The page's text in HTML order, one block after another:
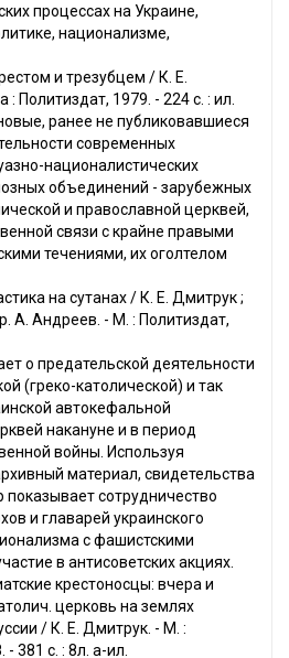
процессах на Украине,
национализме,
и трезубцем / К. Е.
Политиздат, 1979. - 224 с. : ил.
ранее не публиковавшиеся
современных
националистических
объединений - зарубежных
и православной церквей,
связи с крайне правыми
течениями, их оголтелом
на сутанах / К. Е. Дмитрук ;
А. Андреев. - М. : Политиздат,
о предательской деятельности
(греко-католической) и так
автокефальной
накануне и в период
войны. Используя
материал, свидетельства
показывает сотрудничество
и главарей украинского
с фашистскими
в антисоветских акциях.
крестоносцы: вчера и
церковь на землях
/ К. Е. Дмитрук. - М. :
- 381 с. : 8л. a-ил.